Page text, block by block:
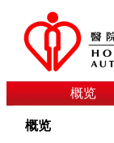
概览
概览